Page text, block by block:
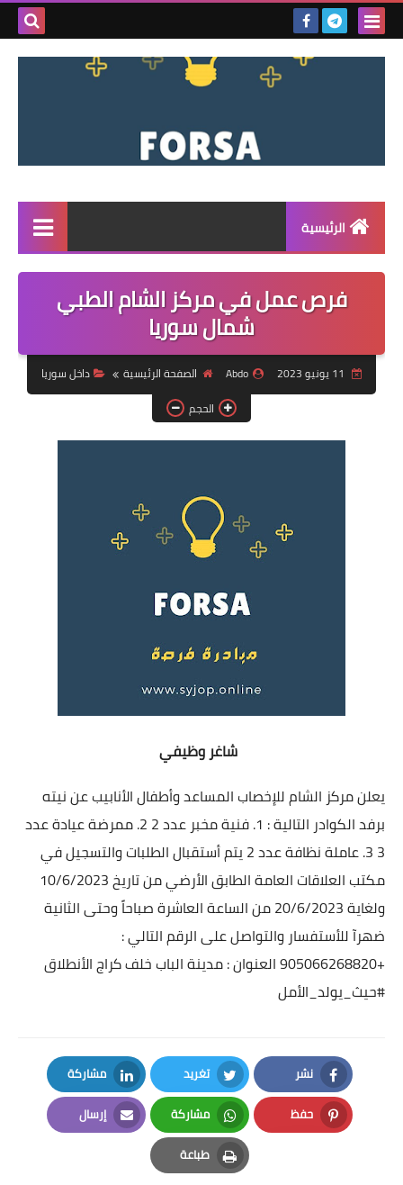
بحث
الرئيسية
القائمة
مناقصات
فرص عمل داخل سوريا
فرص عمل في تركيا
فرص عمل في العراق
فرص عمل في السودان
دورات تدريبية
فرص عمل في مركز الشام الطبي
شمال سوريا
Abdo الصفحة الرئيسية
داخل سوريا
الحجم
شاغر وظيفي
يعلن مركز الشام للإخصاب المساعد وأطفال الأنابيب عن نيته
برفد الكوادر التالية : 1. فنية مخبر عدد 2
2. ممرضة عيادة عدد
3 3. عاملة نظافة عدد 2
يتم أستقبال الطلبات والتسجيل في
مكتب العلاقات العامةالطابق الأرضي
من تاريخ 10/6/2023
ولغاية 20/6/2023
من الساعة العاشرة صباحاً وحتى الثانية
ضهرآللأستفسار والتواصل على الرقم التالي :
+905066268820
العنوان : مدينة الباب خلف كراج الأنطلاق
#حيث_يولد_الأمل
نشر
Facebook
تغريد
Twitter
مشاركة
LinkedIn
حفظ
Pinterest
مشاركة
Whatsapp
إرسال
Email
طباعة
Print